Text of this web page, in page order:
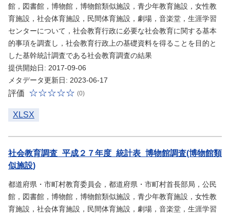
館，図書館，博物館，博物館類似施設，青少年教育施設，女性教
育施設，社会体育施設，民間体育施設，劇場，音楽堂，生涯学習
センターについて，社会教育行政に必要な社会教育に関する基本
的事項を調査し，社会教育行政上の基礎資料を得ることを目的と
した基幹統計調査である社会教育調査の結果
提供開始日: 2017-09-06
メタデータ更新日: 2023-06-17
評価 (0)
XLSX
社会教育調査_平成２７年度_統計表_博物館調査(博物館類
似施設)
都道府県・市町村教育委員会，都道府県・市町村首長部局，公民
館，図書館，博物館，博物館類似施設，青少年教育施設，女性教
育施設，社会体育施設，民間体育施設，劇場，音楽堂，生涯学習